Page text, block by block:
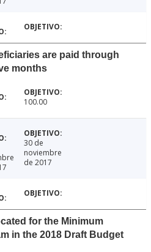
are paid through
months
100.00
30 de
noviembre
de 2017
for the Minimum
in the 2018 Draft Budget